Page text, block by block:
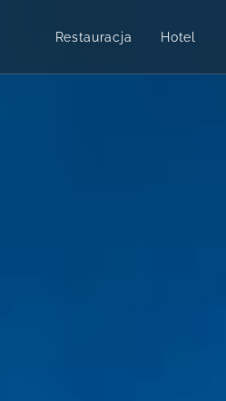
Restauracja Hotel